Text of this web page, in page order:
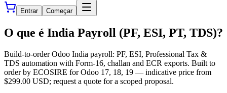
Entrar Começar
O que é India Payroll (PF, ESI, PT, TDS)?
Build-to-order Odoo India payroll: PF, ESI, Professional Tax &
TDS automation with Form-16, challan and ECR exports. Built to
order by ECOSIRE for Odoo 17, 18, 19 — indicative price from
$299.00 USD; request a quote for a scoped proposal.